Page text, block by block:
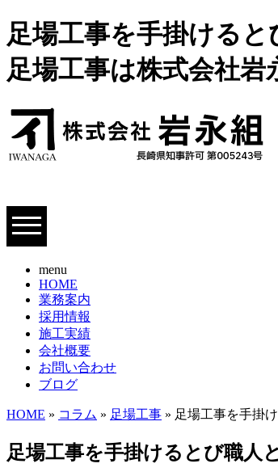
足場工事を手掛ける
足場工事は株式会社岩
menu
HOME
業務案内
採用情報
施工実績
会社概要
お問い合わせ
ブログ
HOME » コラム » 足場工事 » 足場工事を手掛
足場工事を手掛けるとび職人